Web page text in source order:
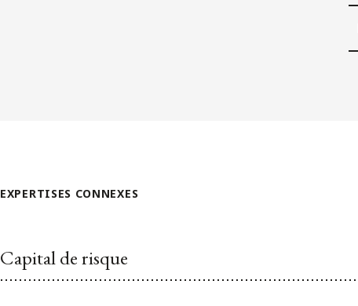
EXPERTISES CONNEXES
Capital de risque